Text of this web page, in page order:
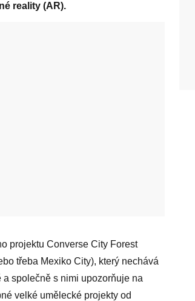
reality (AR).
projektu Converse City Forest
třeba Mexiko City), který nechává
společně s nimi upozorňuje na
velké umělecké projekty od